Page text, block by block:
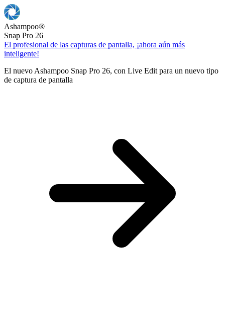
Ashampoo®
Snap Pro 26
El profesional de las capturas de pantalla, ¡ahora aún más
inteligente!
El nuevo Ashampoo Snap Pro 26, con Live Edit para un nuevo tipo
de captura de pantalla